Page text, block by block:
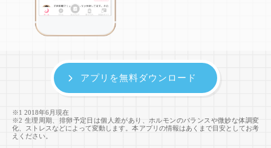
※1 2018年6月現在
※2 生理周期、排卵予定日は個人差があり、ホルモンのバランスや微妙な体調変
化、ストレスなどによって変動します。本アプリの情報はあくまで目安としてお考
えください。
アプリを無料ダウンロード